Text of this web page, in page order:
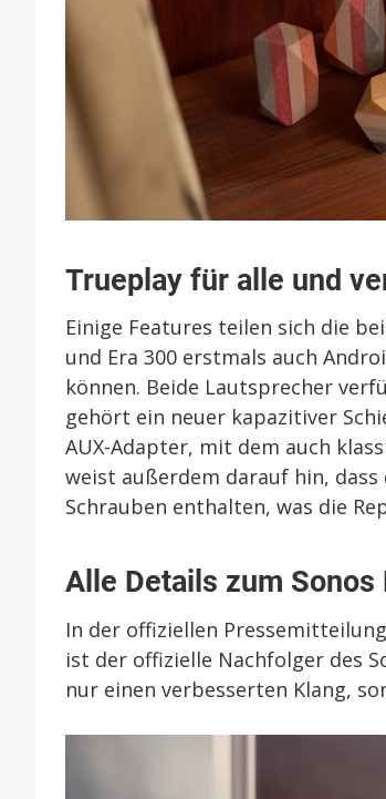
Trueplay für alle und
Einige Features teilen sich die
und Era 300 erstmals auch
können. Beide Lautsprecher
gehört ein neuer kapazitiver
AUX-Adapter, mit dem auch
weist außerdem darauf hin,
Schrauben enthalten, was die
Alle Details zum Sonos
In der offiziellen
ist der offizielle Nachfolger des
nur einen verbesserten Klang,